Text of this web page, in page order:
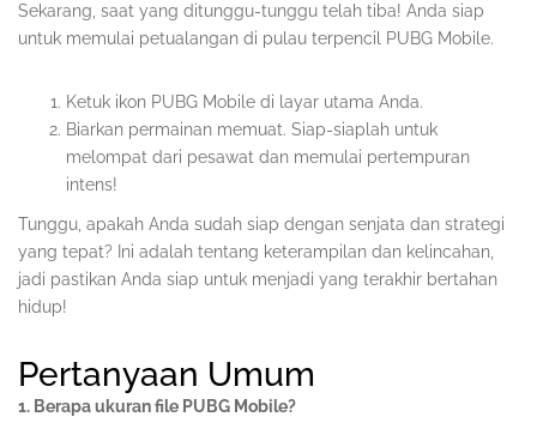
Sekarang, saat yang ditunggu-tunggu telah tiba! Anda siap
untuk memulai petualangan di pulau terpencil PUBG Mobile.
Ketuk ikon PUBG Mobile di layar utama Anda.
Biarkan permainan memuat. Siap-siaplah untuk
melompat dari pesawat dan memulai pertempuran
intens!
Tunggu, apakah Anda sudah siap dengan senjata dan strategi
yang tepat? Ini adalah tentang keterampilan dan kelincahan,
jadi pastikan Anda siap untuk menjadi yang terakhir bertahan
hidup!
Pertanyaan Umum
1. Berapa ukuran file PUBG Mobile?